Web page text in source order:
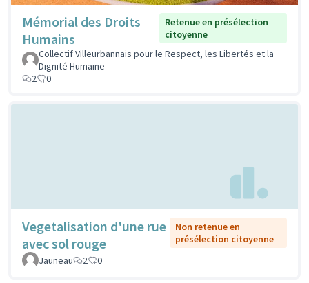
Mémorial des Droits
Humains
Retenue en présélection
citoyenne
Collectif Villeurbannais pour le Respect, les Libertés et la
Dignité Humaine
2
0
Vegetalisation d'une rue
avec sol rouge
Non retenue en
présélection citoyenne
Jauneau
2 0